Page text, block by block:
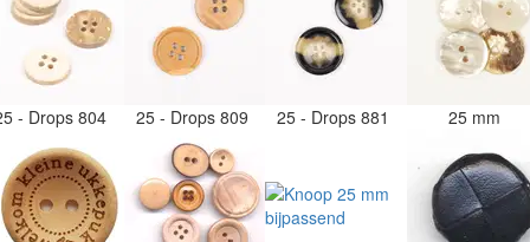
- Drops 804 25 - Drops 809 25 - Drops 881 25 mm